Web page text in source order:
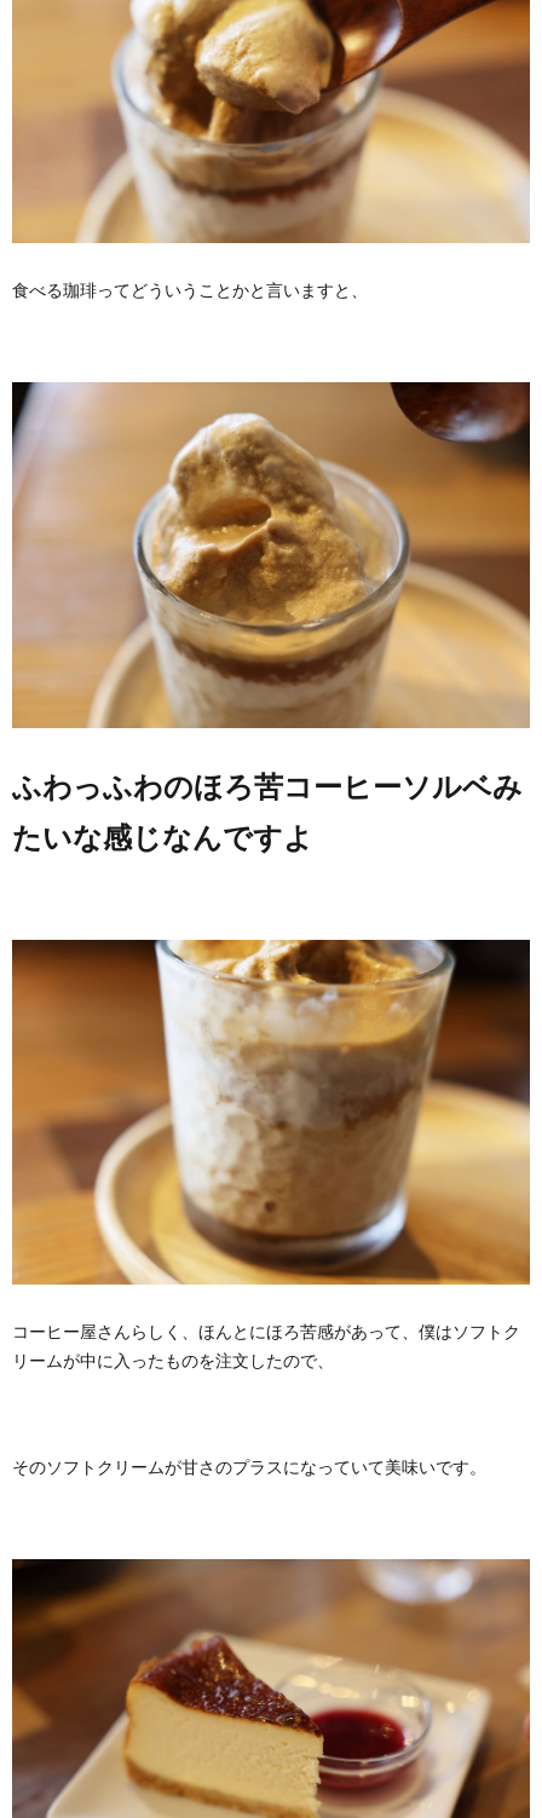
食べる珈琲ってどういうことかと言いますと、
ふわっふわのほろ苦コーヒーソルベみ
たいな感じなんですよ
コーヒー屋さんらしく、ほんとにほろ苦感があって、僕はソフトク
リームが中に入ったものを注文したので、
そのソフトクリームが甘さのプラスになっていて美味いです。